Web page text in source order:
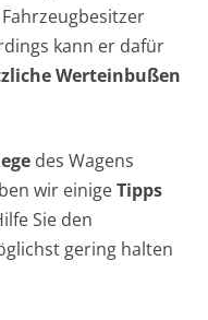
kann er dafür
Werteinbußen
des Wagens
wir einigeTipps
Sie den
gering halten